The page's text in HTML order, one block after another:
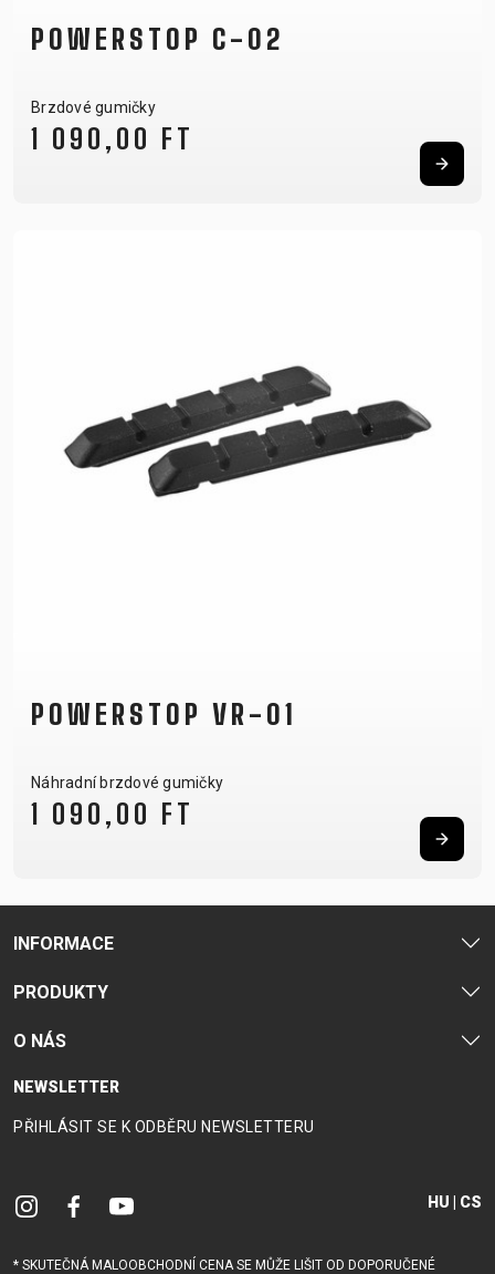
POWERSTOP C-02
Brzdové gumičky
1 090,00 FT
POWERSTOP VR-01
Náhradní brzdové gumičky
1 090,00 FT
INFORMACE
PRODUKTY
O NÁS
NEWSLETTER
PŘIHLÁSIT SE K ODBĚRU NEWSLETTERU
HU | CS
* SKUTEČNÁ MALOOBCHODNÍ CENA SE MŮŽE LIŠIT OD DOPORUČENÉ